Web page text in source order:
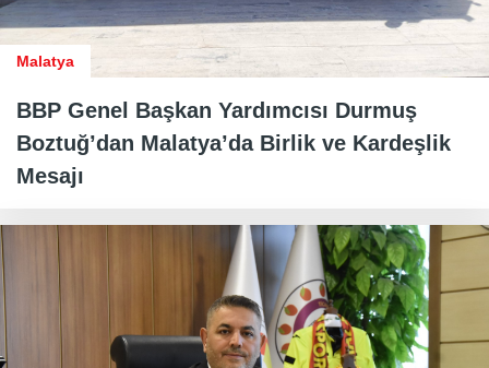
Malatya
BBP Genel Başkan Yardımcısı Durmuş
Boztuğ’dan Malatya’da Birlik ve Kardeşlik
Mesajı